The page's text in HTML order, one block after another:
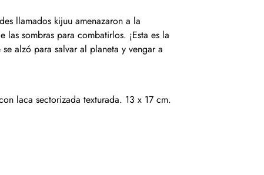
llamados kijuu amenazaron a la
sombras para combatirlos. ¡Esta es la
alzó para salvar al planeta y vengar a
laca sectorizada texturada. 13 x 17 cm.